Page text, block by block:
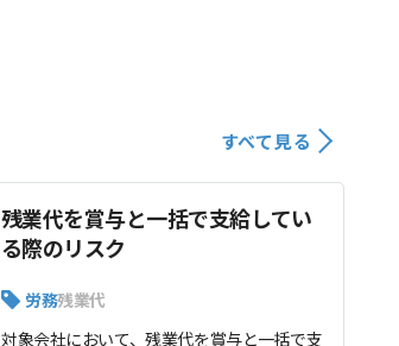
すべて見る
残業代を賞与と一括で支給してい
る際のリスク
労務残業代
対象会社において、残業代を賞与と一括で支